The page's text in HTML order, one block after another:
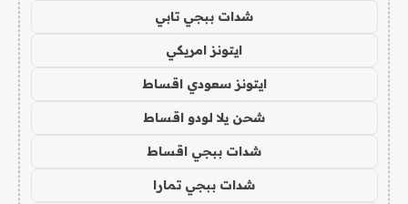
شدات ببجي تابي
ايتونز امريكي
ايتونز سعودي اقساط
شحن يلا لودو اقساط
شدات ببجي اقساط
شدات ببجي تمارا